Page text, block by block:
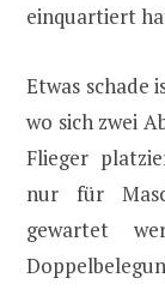
einquartiert
Etwas schade
wo sich zwei
Flieger
nur für
gewartet